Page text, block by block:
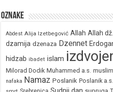
Oznake
Abdest Alija Izetbegović Allah Allah
dzamija dzenaza Dzennet
hidzab ibadet islam
Milorad Dodik Muhammed a.s.
nafaka Namaz Poslanik Poslanik a.s.